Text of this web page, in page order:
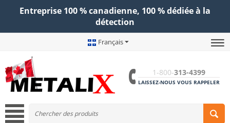
Entreprise 100 % canadienne, 100 % dédiée à la
détection
Français
1-800-313-4399
LAISSEZ-NOUS VOUS RAPPELER